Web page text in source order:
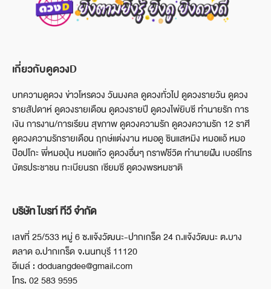
เกี่ยวกับดูดวงD
บทความดูดวง ข่าวโหรดวง วันมงคล ดูดวงทั่วไป ดูดวงรายวัน ดูดวง
รายสัปดาห์ ดูดวงรายเดือน ดูดวงรายปี ดูดวงไพ่ยิบซี ทำนายรัก การ
เงิน การงาน/การเรียน สุขภาพ ดูดวงความรัก ดูดวงความรัก 12 ราศี
ดูดวงความรักรายเดือน ฤกษ์แต่งงาน หมอดู ซินแสหมิง หมอแอ้ หมอ
ป๊อปโกะ พี่หมอปุ่น หมอแก้ว ดูดวงอื่นๆ กราฟชีวิต ทำนายฝัน เบอร์โทร
บัตรประชาชน ทะเบียนรถ เซียมซี ดูดวงพรหมชาติ
บริษัท ไบรท์ ทีวี จำกัด
เลขที่ 25/533 หมู่ 6 ซ.แจ้งวัฒนะ-ปากเกร็ด 24 ถ.แจ้งวัฒนะ ต.บาง
ตลาด อ.ปากเกร็ด จ.นนทบุรี 11120
อีเมล์ : doduangdee@gmail.com
โทร. 02 583 9595